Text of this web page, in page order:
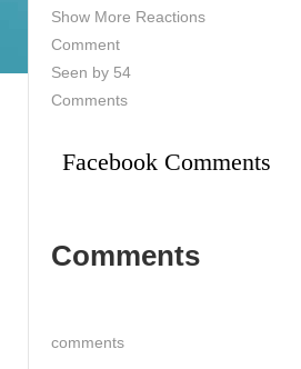
Show More Reactions
Comment
Seen by 54
Comments
Facebook Comments
Comments
comments